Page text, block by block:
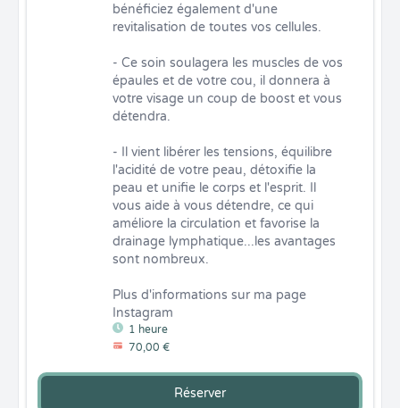
1 heure
70,00 €
bénéficiez également d'une
revitalisation de toutes vos cellules.
- Ce soin soulagera les muscles de vos
épaules et de votre cou, il donnera à
votre visage un coup de boost et vous
détendra.
- Il vient libérer les tensions, équilibre
l'acidité de votre peau, détoxifie la
peau et unifie le corps et l'esprit. Il
vous aide à vous détendre, ce qui
améliore la circulation et favorise la
drainage lymphatique...les avantages
sont nombreux.
Plus d'informations sur ma page
Instagram
Réserver